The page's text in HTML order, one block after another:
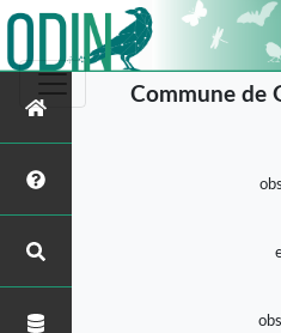
Commune de